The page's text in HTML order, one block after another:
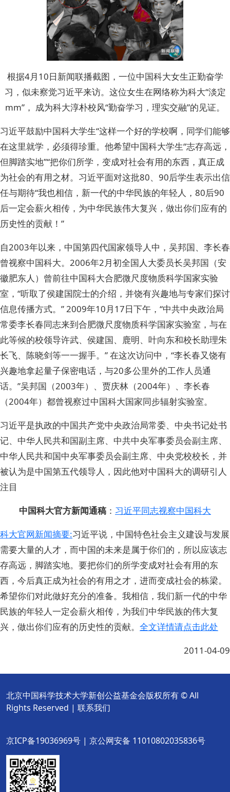
根据4月10日新闻联播截图，一位中国科大女生正勤奋学
习，似未察觉习近平来访。这位女生在网络称为科大“淡定
mm”， 成为科大淳朴校风“勤奋学习，理实交融”的见证。
习近平鼓励中国科大学生“这样一个好的学校啊，同学们能够
在这里就学，必须得珍重。他希望中国科大学生“志存高远，
但脚踏实地”“把你们所学，变成对社会有用的东西，真正成
为社会的有用之材。习近平面对这批80、90后学生表示出信
任与期待“我也相信，新一代的中华民族的年轻人，80后90
后一定会薪火相传，为中华民族伟大复兴，做出你们应有的
历史性的贡献！”
自2003年以来，中国第四代国家领导人中，吴邦国、李长春
曾视察中国科大。2006年2月初全国人大委员长吴邦国（安
徽肥东人）曾前往中国科大合肥微尺度物质科学国家实验
室，“听取了侯建国院士的介绍，并饶有兴趣地与专家们探讨
信息传播方式。” 2009年10月17日下午，“中共中央政治局
常委李长春同志来到合肥微尺度物质科学国家实验室，与在
此等候的校领导许武、侯建国、鹿明、叶向东和校长助理朱
长飞、陈晓剑等一一握手。” 在这次访问中，“李长春又饶有
兴趣地拿起量子保密电话，与20多公里外的工作人员通
话。”吴邦国（2003年）、贾庆林（2004年）、李长春
（2004年）都曾视察过中国科大国家同步辐射实验室。
习近平是执政的中国共产党中央政治局常委、中央书记处书
记、中华人民共和国副主席、中共中央军事委员会副主席、
中华人民共和国中央军事委员会副主席、中央党校校长，并
被认为是中国第五代领导人，因此他对中国科大的调研引人
注目
中国科大官方新闻通稿 ： 习近平同志视察中国科大
科大官网新闻摘要:习近平说，中国特色社会主义建设与发展
需要大量的人才，而中国的未来是属于你们的，所以应该志
存高远，脚踏实地。要把你们的所学变成对社会有用的东
西，今后真正成为社会的有用之才，进而变成社会的栋梁。
希望你们对此做好充分的准备。我相信，我们新一代的中华
民族的年轻人一定会薪火相传，为我们中华民族的伟大复
兴，做出你们应有的历史性的贡献。 全文详情请点击此处
2011-04-09
北京中国科学技术大学新创公益基金会版权所有 © All
Rights Reserved | 联系我们
京ICP备19036969号 | 京公网安备 11010802035836号